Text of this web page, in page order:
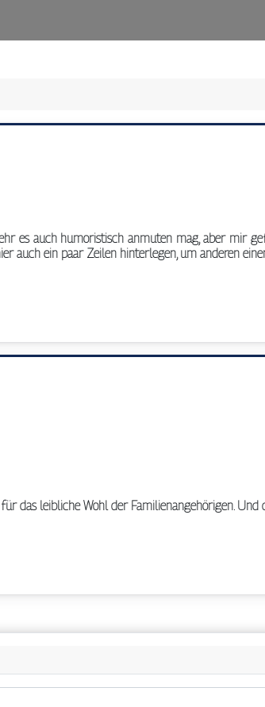
es auch humoristisch anmuten mag, aber mir
auch ein paar Zeilen hinterlegen, um anderen
das leibliche Wohl der Familienangehörigen.